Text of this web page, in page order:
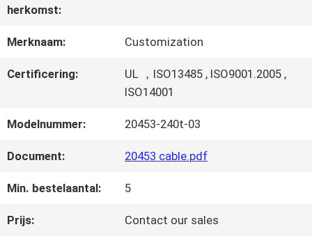
OVER
ONS
FABRIEKSTOUR
NEEM
herkomst:
Merknaam: Customization
Certificering:
UL ，ISO13485 , ISO9001.2005 ,
ISO14001
Modelnummer: 20453-240t-03
Document: 20453 cable.pdf
Min. bestelaantal: 5
Prijs: Contact our sales